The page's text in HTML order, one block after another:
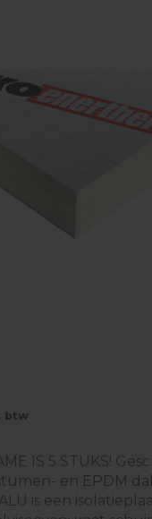
btw
IS 5 STUKS!
en EPDM
is een